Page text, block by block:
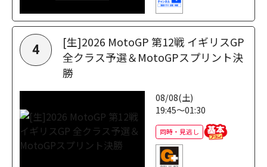
4
[生]2026 MotoGP 第12戦 イギリスGP
全クラス予選＆MotoGPスプリント決
勝
08/08(土)
19:45～01:30
同時・見逃し